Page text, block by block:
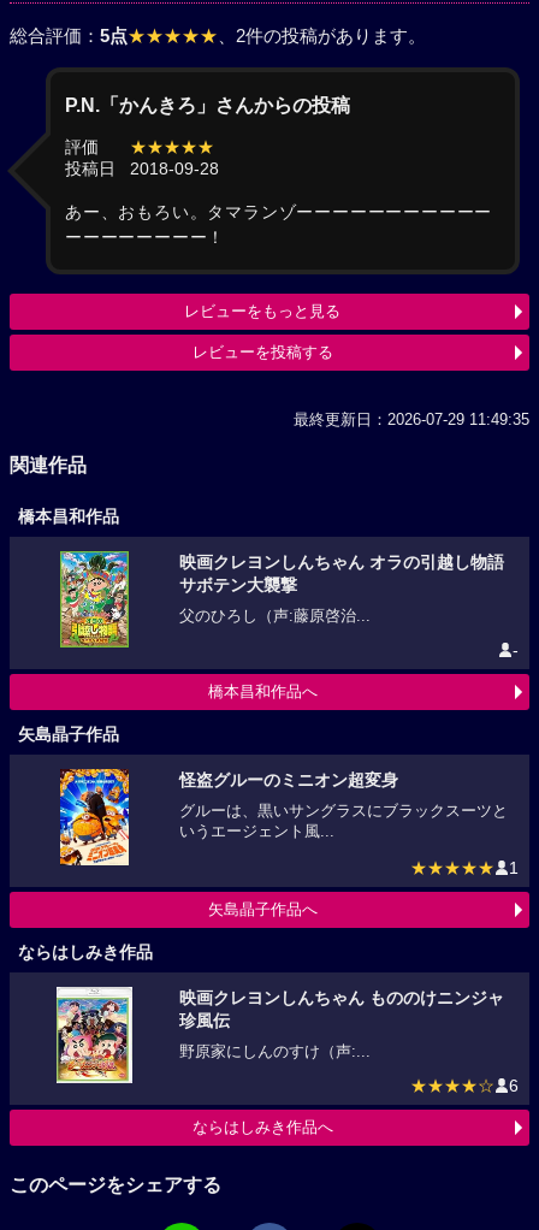
総合評価： 5点★★★★★、2件の投稿があります。
P.N.「かんきろ」さんからの投稿
評価
★★★★★
投稿日
2018-09-28
あー、おもろい。タマランゾーーーーーーーーーーー
ーーーーーーーー！
レビューをもっと見る
レビューを投稿する
最終更新日：2026-07-29 11:49:35
関連作品
橋本昌和作品
映画クレヨンしんちゃん オラの引越し物語
サボテン大襲撃
父のひろし（声:藤原啓治...
-
橋本昌和作品へ
矢島晶子作品
怪盗グルーのミニオン超変身
グルーは、黒いサングラスにブラックスーツと
いうエージェント風...
★★★★★ 1
矢島晶子作品へ
ならはしみき作品
映画クレヨンしんちゃん もののけニンジャ
珍風伝
野原家にしんのすけ（声:...
★★★★☆ 6
ならはしみき作品へ
このページをシェアする